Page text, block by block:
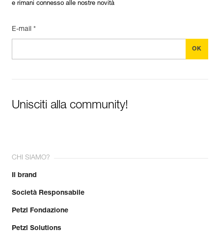
e rimani connesso alle nostre novità
E-mail *
Unisciti alla community!
CHI SIAMO?
Il brand
Società Responsabile
Petzl Fondazione
Petzl Solutions